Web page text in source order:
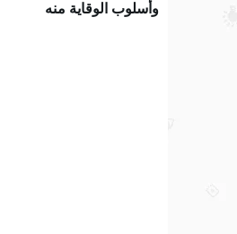
وأسلوب الوقاية منه